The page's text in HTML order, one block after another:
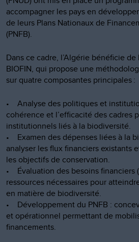
accompagner les pays en
de leurs Plans Nationaux de
(PNFB).
Dans ce cadre, l’Algérie bénéficie de
BIOFIN, qui propose une
sur quatre composantes principales :
• Analyse des politiques et
cohérence et l’efficacité des cadres
institutionnels liés à la biodiversité.
• Examen des dépenses liées à la
analyser les flux financiers existants
les objectifs de conservation.
• Évaluation des besoins financiers
ressources nécessaires pour
en matière de biodiversité.
• Développement du PNFB :
et opérationnel permettant de
financements.